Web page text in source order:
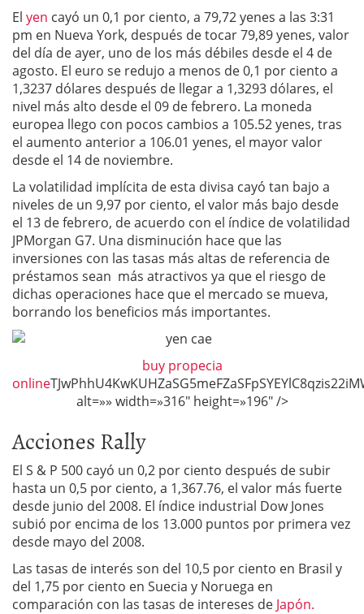
El yen cayó un 0,1 por ciento, a 79,72 yenes a las 3:31
pm en Nueva York, después de tocar 79,89 yenes, valor
del día de ayer, uno de los más débiles desde el 4 de
agosto. El euro se redujo a menos de 0,1 por ciento a
1,3237 dólares después de llegar a 1,3293 dólares, el
nivel más alto desde el 09 de febrero. La moneda
europea llego con pocos cambios a 105.52 yenes, tras
el aumento anterior a 106.01 yenes, el mayor valor
desde el 14 de noviembre.
La volatilidad implícita de esta divisa cayó tan bajo a
niveles de un 9,97 por ciento, el valor más bajo desde
el 13 de febrero, de acuerdo con el índice de volatilidad
JPMorgan G7. Una disminución hace que las
inversiones con las tasas más altas de referencia de
préstamos sean más atractivos ya que el riesgo de
dichas operaciones hace que el mercado se mueva,
borrando los beneficios más importantes.
buy propecia
online
Acciones Rally
El S & P 500 cayó un 0,2 por ciento después de subir
hasta un 0,5 por ciento, a 1,367.76, el valor más fuerte
desde junio del 2008. El índice industrial Dow Jones
subió por encima de los 13.000 puntos por primera vez
desde mayo del 2008.
Las tasas de interés son del 10,5 por ciento en Brasil y
del 1,75 por ciento en Suecia y Noruega en
comparación con las tasas de intereses de Japón.